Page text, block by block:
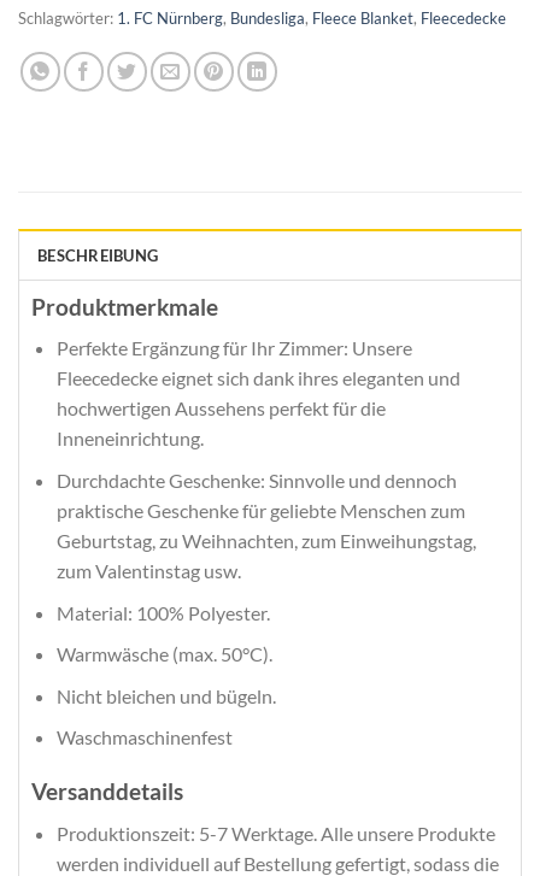
Schlagwörter: 1. FC Nürnberg, Bundesliga, Fleece Blanket, Fleecedecke
BESCHREIBUNG
Produktmerkmale
Perfekte Ergänzung für Ihr Zimmer: Unsere
Fleecedecke eignet sich dank ihres eleganten und
hochwertigen Aussehens perfekt für die
Inneneinrichtung.
Durchdachte Geschenke: Sinnvolle und dennoch
praktische Geschenke für geliebte Menschen zum
Geburtstag, zu Weihnachten, zum Einweihungstag,
zum Valentinstag usw.
Material: 100% Polyester.
Warmwäsche (max. 50°C).
Nicht bleichen und bügeln.
Waschmaschinenfest
Versanddetails
Produktionszeit: 5-7 Werktage. Alle unsere Produkte
werden individuell auf Bestellung gefertigt, sodass die